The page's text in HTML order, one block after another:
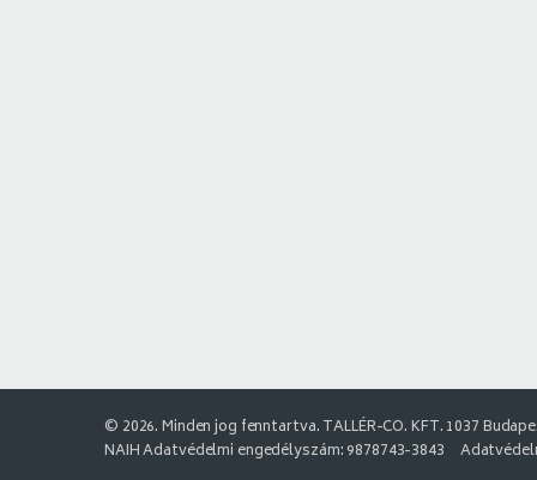
© 2026. Minden jog fenntartva. TALLÉR-CO. KFT. 1037
NAIH Adatvédelmi engedélyszám: 9878743-3843